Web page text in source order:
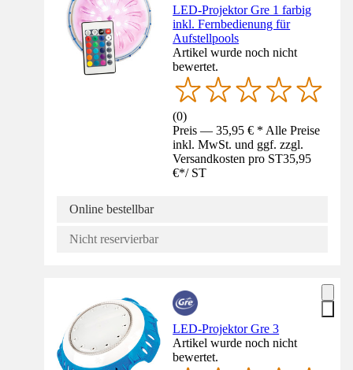
LED-Projektor Gre 1 farbig
inkl. Fernbedienung für
Aufstellpools
Artikel wurde noch nicht
bewertet.
(0)
Preis — 35,95 € * Alle Preise
inkl. MwSt. und ggf. zzgl.
Versandkosten pro ST35,95
€*/ ST
Online bestellbar
Nicht reservierbar
LED-Projektor Gre 3
Artikel wurde noch nicht
bewertet.